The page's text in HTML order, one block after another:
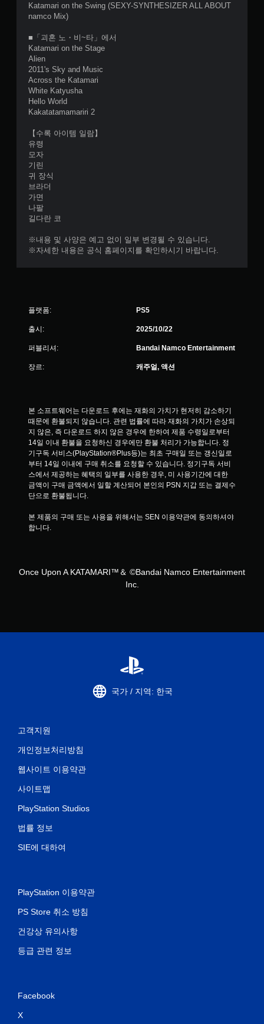
Katamari on the Swing (SEXY-SYNTHESIZER ALL ABOUT
namco Mix)
■「괴혼 노・비~타」에서
Katamari on the Stage
Alien
2011's Sky and Music
Across the Katamari
White Katyusha
Hello World
Kakatatamamariri 2
【수록 아이템 일람】
유령
모자
기린
귀 장식
브라더
가면
나팔
길다란 코
※내용 및 사양은 예고 없이 일부 변경될 수 있습니다.
※자세한 내용은 공식 홈페이지를 확인하시기 바랍니다.
플랫폼: PS5
출시: 2025/10/22
퍼블리셔: Bandai Namco Entertainment
장르: 캐주얼, 액션
본 소프트웨어는 다운로드 후에는 재화의 가치가 현저히 감소하기
때문에 환불되지 않습니다. 관련 법률에 따라 재화의 가치가 손상되
지 않은, 즉 다운로드 하지 않은 경우에 한하여 제품 수령일로부터
14일 이내 환불을 요청하신 경우에만 환불 처리가 가능합니다. 정
기구독 서비스(PlayStation®Plus등)는 최초 구매일 또는 갱신일로
부터 14일 이내에 구매 취소를 요청할 수 있습니다. 정기구독 서비
스에서 제공하는 혜택의 일부를 사용한 경우, 미 사용기간에 대한
금액이 구매 금액에서 일할 계산되어 본인의 PSN 지갑 또는 결제수
단으로 환불됩니다.
본 제품의 구매 또는 사용을 위해서는 SEN 이용약관에 동의하셔야
합니다.
Once Upon A KATAMARI™＆ ©Bandai Namco Entertainment
Inc.
국가 / 지역: 한국
고객지원
개인정보처리방침
웹사이트 이용약관
사이트맵
PlayStation Studios
법률 정보
SIE에 대하여
PlayStation 이용약관
PS Store 취소 방침
건강상 유의사항
등급 관련 정보
Facebook
X